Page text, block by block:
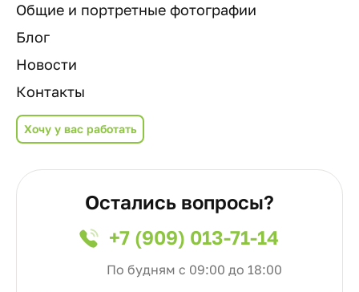
Общие и портретные фотографии
Блог
Новости
Контакты
Хочу у вас работать
Остались вопросы?
+7 (909) 013-71-14
По будням с 09:00 до 18:00